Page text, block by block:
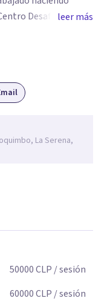
Desafío de
coordinando el
que ejercen
y siendo docente en
cátedras de
Psicológicos y
leer más
La Serena,
50000CLP / sesión
60000CLP / sesión